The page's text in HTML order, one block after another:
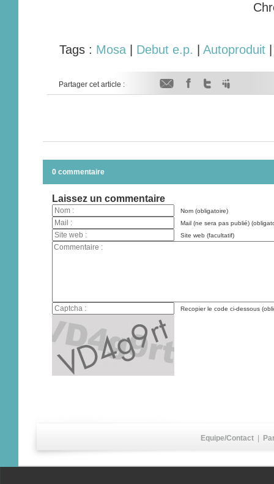
Tags : Mosa Debut e.p. Autoproduit
Partager cet article :
0 commentaire
Laissez un commentaire
Nom (obligatoire)
Mail (ne sera pas publié)
Site web (facultatif)
Recopier le code ci-dessous
Equipe/Contact